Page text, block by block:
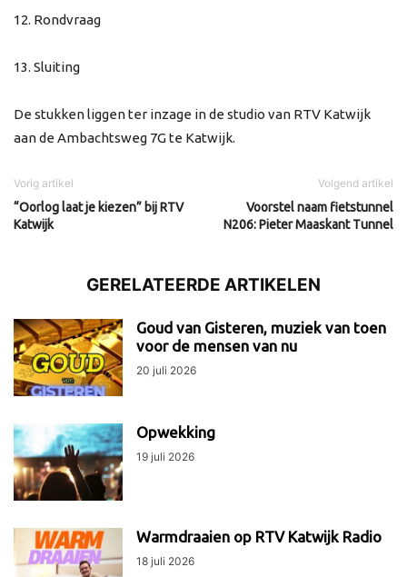
12. Rondvraag
13. Sluiting
De stukken liggen ter inzage in de studio van RTV Katwijk
aan de Ambachtsweg 7G te Katwijk.
Vorig artikel
“Oorlog laat je kiezen” bij RTV
Katwijk
Volgend artikel
Voorstel naam fietstunnel
N206: Pieter Maaskant Tunnel
GERELATEERDE ARTIKELEN
Goud van Gisteren, muziek van toen
voor de mensen van nu
20 juli 2026
Opwekking
19 juli 2026
Warmdraaien op RTV Katwijk Radio
18 juli 2026